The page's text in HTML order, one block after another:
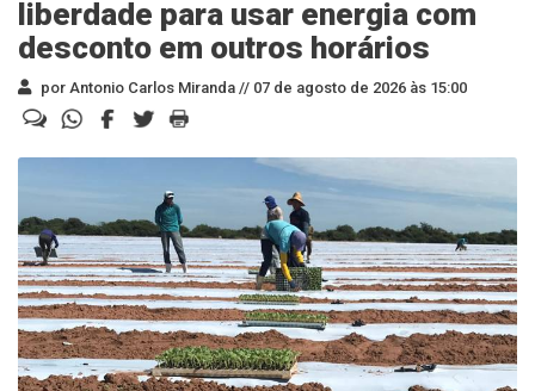
liberdade para usar energia com
desconto em outros horários
por Antonio Carlos Miranda // 07 de agosto de 2026 às 15:00